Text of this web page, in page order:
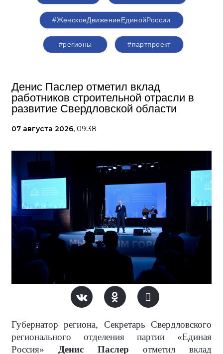
#ЖенскоеДвижениеЕдинойРоссии
#регионы #партпроект
Денис Паслер отметил вклад
работников строительной отрасли в
развитие Свердловской области
07 августа 2026, 09:38
Губернатор региона, Секретарь Свердловского
регионального отделения партии «Единая
Россия» Денис Паслер отметил вклад